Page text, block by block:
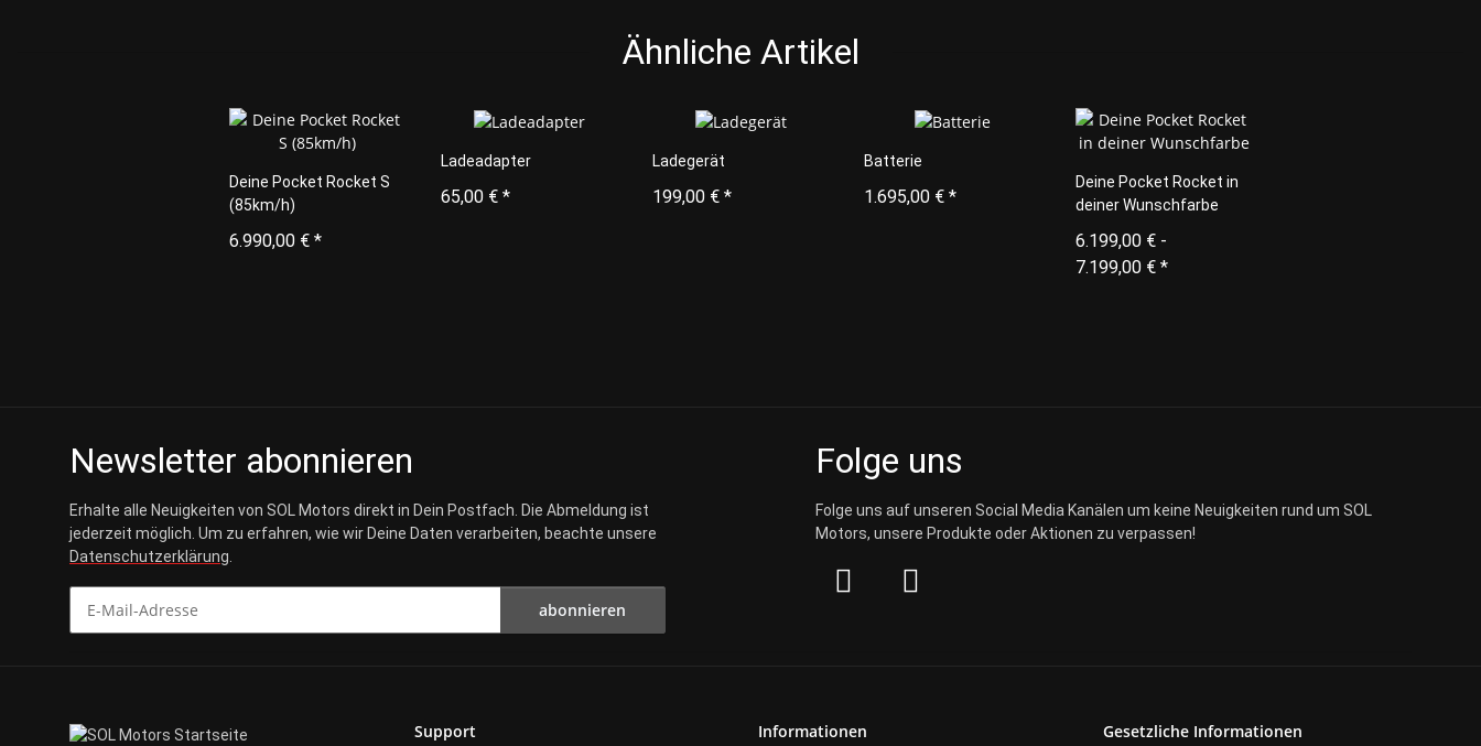
Ähnliche Artikel
Deine Pocket Rocket S
(85km/h)
6.990,00 € *
Ladeadapter
65,00 € *
Ladegerät
199,00 € *
Batterie
1.695,00 € *
Deine Pocket Rocket in
deiner Wunschfarbe
6.199,00 € -
7.199,00 € *
Newsletter abonnieren
Erhalte alle Neuigkeiten von SOL Motors direkt in Dein Postfach. Die Abmeldung ist
jederzeit möglich. Um zu erfahren, wie wir Deine Daten verarbeiten, beachte unsere
Datenschutzerklärung.
abonnieren
Folge uns
Folge uns auf unseren Social Media Kanälen um keine Neuigkeiten rund um SOL
Motors, unsere Produkte oder Aktionen zu verpassen!
Support Informationen Gesetzliche Informationen